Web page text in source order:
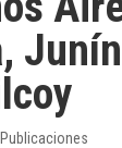
Publicaciones